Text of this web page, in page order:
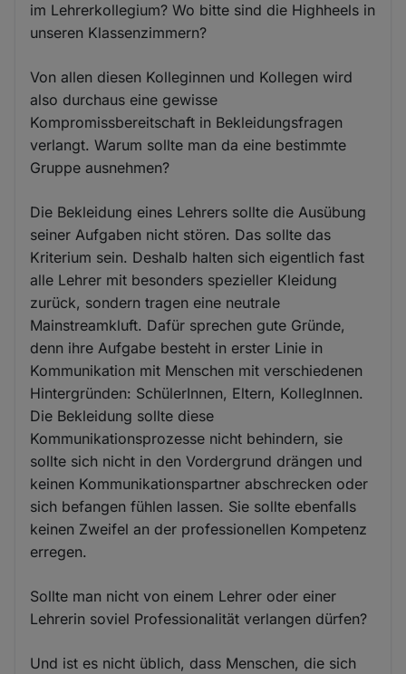
im Lehrerkollegium? Wo bitte sind die Highheels in
unseren Klassenzimmern?
Von allen diesen Kolleginnen und Kollegen wird
also durchaus eine gewisse
Kompromissbereitschaft in Bekleidungsfragen
verlangt. Warum sollte man da eine bestimmte
Gruppe ausnehmen?
Die Bekleidung eines Lehrers sollte die Ausübung
seiner Aufgaben nicht stören. Das sollte das
Kriterium sein. Deshalb halten sich eigentlich fast
alle Lehrer mit besonders spezieller Kleidung
zurück, sondern tragen eine neutrale
Mainstreamkluft. Dafür sprechen gute Gründe,
denn ihre Aufgabe besteht in erster Linie in
Kommunikation mit Menschen mit verschiedenen
Hintergründen: SchülerInnen, Eltern, KollegInnen.
Die Bekleidung sollte diese
Kommunikationsprozesse nicht behindern, sie
sollte sich nicht in den Vordergrund drängen und
keinen Kommunikationspartner abschrecken oder
sich befangen fühlen lassen. Sie sollte ebenfalls
keinen Zweifel an der professionellen Kompetenz
erregen.
Sollte man nicht von einem Lehrer oder einer
Lehrerin soviel Professionalität verlangen dürfen?
Und ist es nicht üblich, dass Menschen, die sich